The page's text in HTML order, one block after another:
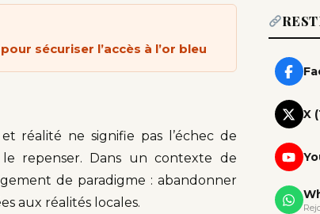
sécuriser l’accès à l’or bleu
réalité ne signifie pas l’échec de
repenser. Dans un contexte de
de paradigme : abandonner
aux réalités locales.
X